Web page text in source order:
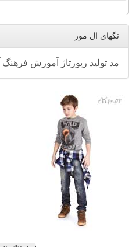
تگهای ال مور
مد تولید رپورتاژ آموزش فرهنگ